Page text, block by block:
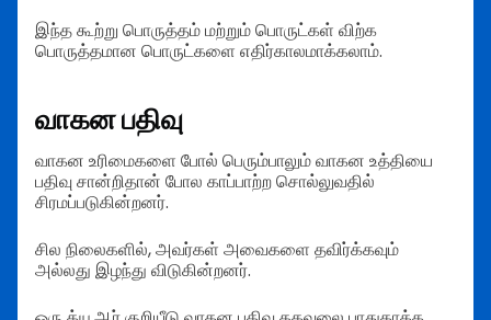
இந்த கூற்று பொருத்தம் மற்றும் பொருட்கள் விற்க
பொருத்தமான பொருட்களை எதிர்காலமாக்கலாம்.
வாகன பதிவு
வாகன உரிமைகளை போல் பெரும்பாலும் வாகன உத்தியை
பதிவு சான்றிதான் போல காப்பாற்ற சொல்லுவதில்
சிரமப்படுகின்றனர்.
சில நிலைகளில், அவர்கள் அவைகளை தவிர்க்கவும்
அல்லது இழந்து விடுகின்றனர்.